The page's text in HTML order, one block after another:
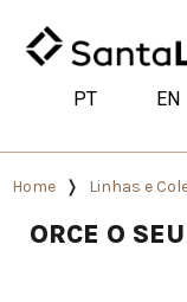
PT EN
Home Linhas e
ORCE O